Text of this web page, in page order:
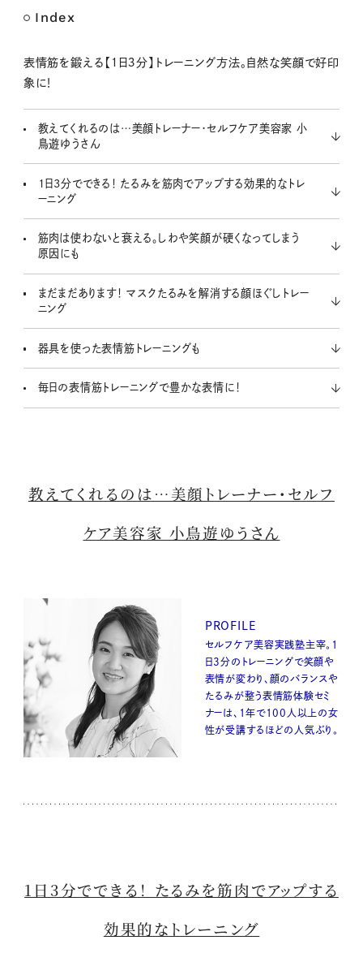
t
Index
表情筋を鍛える【１日３分】トレーニング方法。自然な笑顔で好印
象に！
教えてくれるのは…美顔トレーナー・セルフケア美容家 小
鳥遊ゆうさん
1日3分でできる！ たるみを筋肉でアップする効果的なトレ
ーニング
筋肉は使わないと衰える。しわや笑顔が硬くなってしまう
原因にも
まだまだあります！ マスクたるみを解消する顔ほぐしトレー
ニング
器具を使った表情筋トレーニングも
毎日の表情筋トレーニングで豊かな表情に！
教えてくれるのは…美顔トレーナー・セルフ
ケア美容家 小鳥遊ゆうさん
PROFILE
セルフケア美容実践塾主宰。1
日3分のトレーニングで笑顔や
表情が変わり、顔のバランスや
たるみが整う表情筋体験セミ
ナーは、1年で100人以上の女
性が受講するほどの人気ぶり。
1日3分でできる！ たるみを筋肉でアップする
効果的なトレーニング